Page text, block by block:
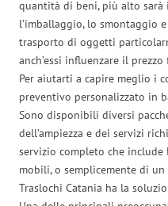
quantità di beni, più alto sarà
l’imballaggio, lo smontaggio
trasporto di oggetti
anch’essi influenzare il prezzo
Per aiutarti a capire meglio i
preventivo personalizzato in
Sono disponibili diversi
dell’ampiezza e dei servizi
servizio completo che
mobili, o semplicemente di
Traslochi Catania ha la